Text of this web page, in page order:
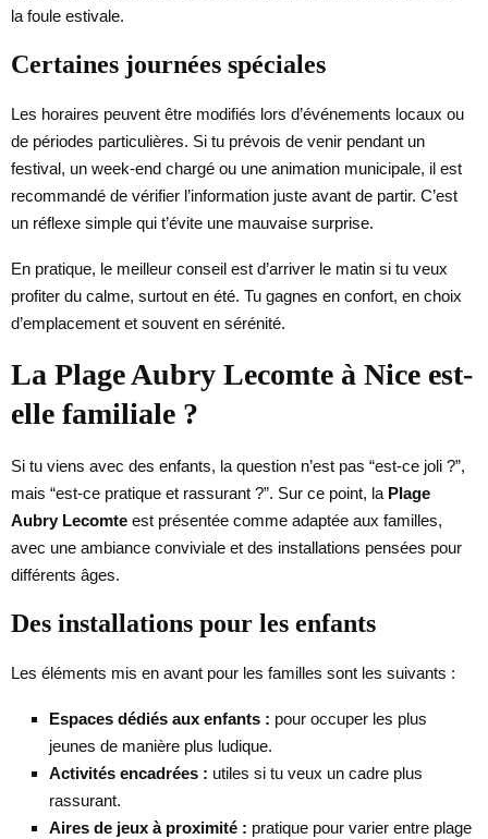
la foule estivale.
Certaines journées spéciales
Les horaires peuvent être modifiés lors d’événements locaux ou
de périodes particulières. Si tu prévois de venir pendant un
festival, un week-end chargé ou une animation municipale, il est
recommandé de vérifier l’information juste avant de partir. C’est
un réflexe simple qui t’évite une mauvaise surprise.
En pratique, le meilleur conseil est d’arriver le matin si tu veux
profiter du calme, surtout en été. Tu gagnes en confort, en choix
d’emplacement et souvent en sérénité.
La Plage Aubry Lecomte à Nice est-
elle familiale ?
Si tu viens avec des enfants, la question n’est pas “est-ce joli ?”,
mais “est-ce pratique et rassurant ?”. Sur ce point, la Plage
Aubry Lecomte est présentée comme adaptée aux familles,
avec une ambiance conviviale et des installations pensées pour
différents âges.
Des installations pour les enfants
Les éléments mis en avant pour les familles sont les suivants :
Espaces dédiés aux enfants : pour occuper les plus
jeunes de manière plus ludique.
Activités encadrées : utiles si tu veux un cadre plus
rassurant.
Aires de jeux à proximité : pratique pour varier entre plage